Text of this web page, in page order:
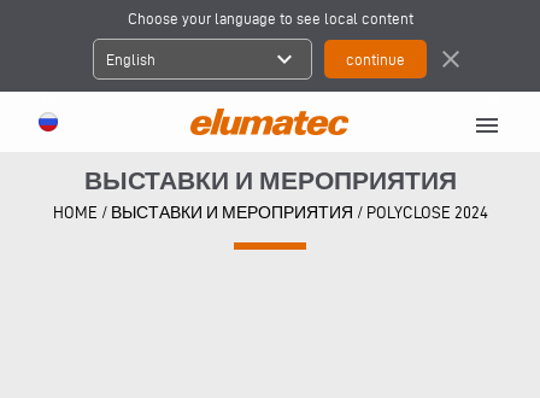
Choose your language to see local content
English expand_more close
menu
ВЫСТАВКИ И МЕРОПРИЯТИЯ
HOME / ВЫСТАВКИ И МЕРОПРИЯТИЯ / POLYCLOSE 2024